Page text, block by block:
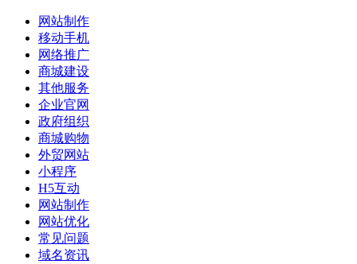
网站制作
移动手机
网络推广
商城建设
其他服务
企业官网
政府组织
商城购物
外贸网站
小程序
H5互动
网站制作
网站优化
常见问题
域名资讯